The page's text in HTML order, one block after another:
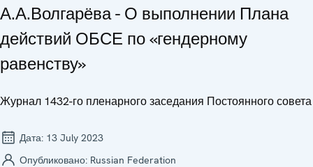
А.А.Волгарёва - О выполнении Плана
действий ОБСЕ по «гендерному
равенству»
Журнал 1432-го пленарного заседания Постоянного совета
Дата: 13 July 2023
Опубликовано: Russian Federation